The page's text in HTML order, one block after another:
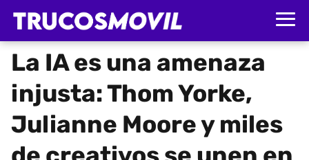
La IA es una amenaza
injusta: Thom Yorke,
Julianne Moore y miles